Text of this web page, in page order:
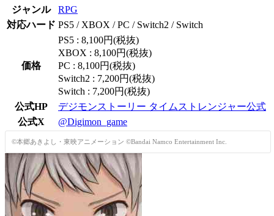
ジャンル
RPG
対応ハード PS5 / XBOX / PC / Switch2 / Switch
価格
PS5 : 8,100円(税抜)
XBOX : 8,100円(税抜)
PC : 8,100円(税抜)
Switch2 : 7,200円(税抜)
Switch : 7,200円(税抜)
公式HP
デジモンストーリー タイムストレンジャー公式
公式X
@Digimon_game
©本郷あきよし・東映アニメーション ©Bandai Namco Entertainment Inc.